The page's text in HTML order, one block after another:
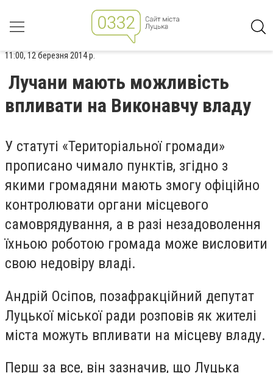
11:00, 12 березня 2014 р.
Лучани мають можливість
впливати на Виконавчу владу
У статуті «Територіальної громади»
прописано чимало пунктів, згідно з
якими громадяни мають змогу офіційно
контролювати органи місцевого
самоврядування, а в разі незадоволення
їхньою роботою громада може висловити
свою недовіру владі.
Андрій Осіпов, позафракційний депутат
Луцької міської ради розповів як жителі
міста можуть впливати на місцеву владу.
Перш за все, він зазначив, що Луцька